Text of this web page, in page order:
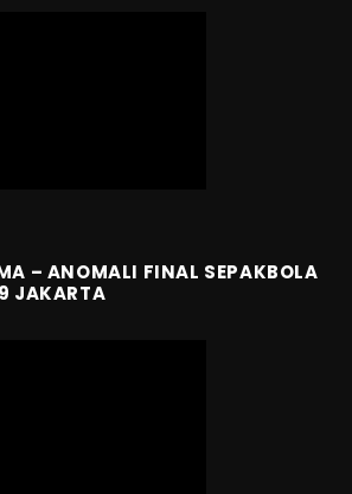
– ANOMALI FINAL SEPAKBOLA
JAKARTA